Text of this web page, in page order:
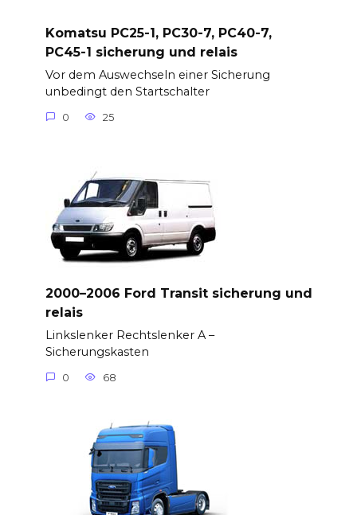
Komatsu PC25-1, PC30-7, PC40-7,
PC45-1 sicherung und relais
Vor dem Auswechseln einer Sicherung
unbedingt den Startschalter
0 25
2000–2006 Ford Transit sicherung und
relais
Linkslenker Rechtslenker A –
Sicherungskasten
0 68